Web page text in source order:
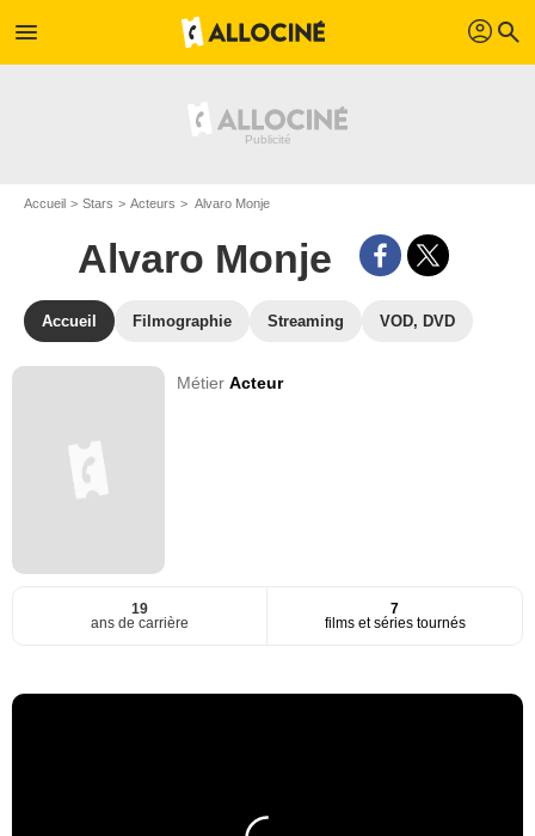
menu profil search
Accueil Stars Acteurs Alvaro Monje
Alvaro Monje
Accueil Filmographie Streaming VOD, DVD
MétierActeur
19
ans de carrière
7
films et séries tournés